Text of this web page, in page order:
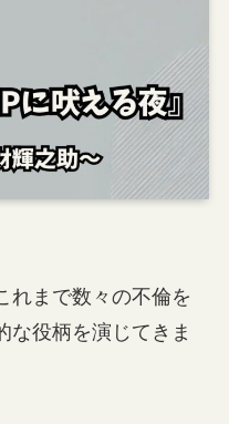
れまで数々の不倫を
な役柄を演じてきま